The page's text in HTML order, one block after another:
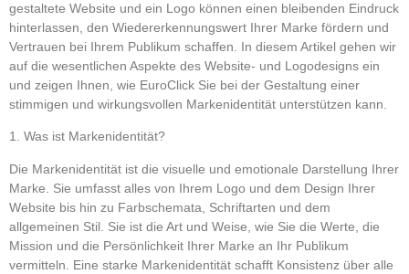
gestaltete Website und ein Logo können einen bleibenden Eindruck
hinterlassen, den Wiedererkennungswert Ihrer Marke fördern und
Vertrauen bei Ihrem Publikum schaffen. In diesem Artikel gehen wir
auf die wesentlichen Aspekte des Website- und Logodesigns ein
und zeigen Ihnen, wie EuroClick Sie bei der Gestaltung einer
stimmigen und wirkungsvollen Markenidentität unterstützen kann.
1. Was ist Markenidentität?
Die Markenidentität ist die visuelle und emotionale Darstellung Ihrer
Marke. Sie umfasst alles von Ihrem Logo und dem Design Ihrer
Website bis hin zu Farbschemata, Schriftarten und dem
allgemeinen Stil. Sie ist die Art und Weise, wie Sie die Werte, die
Mission und die Persönlichkeit Ihrer Marke an Ihr Publikum
vermitteln. Eine starke Markenidentität schafft Konsistenz über alle